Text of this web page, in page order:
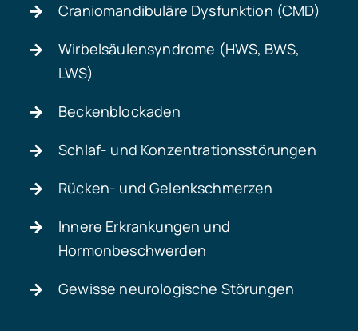
Craniomandibuläre Dysfunktion (CMD)
Wirbelsäulensyndrome (HWS, BWS,
LWS)
Beckenblockaden
Schlaf- und Konzentrationsstörungen
Rücken- und Gelenkschmerzen
Innere Erkrankungen und
Hormonbeschwerden
Gewisse neurologische Störungen